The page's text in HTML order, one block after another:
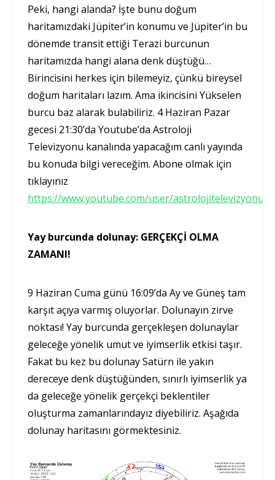
Peki, hangi alanda? İşte bunu doğum
haritamızdaki Jüpiter’in konumu ve Jüpiter’in bu
dönemde transit ettiği Terazi burcunun
haritamızda hangi alana denk düştüğü…
Birincisini herkes için bilemeyiz, çünkü bireysel
doğum haritaları lazım. Ama ikincisini Yükselen
burcu baz alarak bulabiliriz. 4 Haziran Pazar
gecesi 21:30’da Youtube’da Astroloji
Televizyonu kanalında yapacağım canlı yayında
bu konuda bilgi vereceğim. Abone olmak için
tıklayınız
https://www.youtube.com/user/astrolojitelevizyonu
Yay burcunda dolunay: GERÇEKÇİ OLMA
ZAMANI!
9 Haziran Cuma günü 16:09’da Ay ve Güneş tam
karşıt açıya varmış oluyorlar. Dolunayın zirve
noktası! Yay burcunda gerçekleşen dolunaylar
geleceğe yönelik umut ve iyimserlik etkisi taşır.
Fakat bu kez bu dolunay Satürn ile yakın
dereceye denk düştüğünden, sınırlı iyimserlik ya
da geleceğe yönelik gerçekçi beklentiler
oluşturma zamanlarındayız diyebiliriz. Aşağıda
dolunay haritasını görmektesiniz.